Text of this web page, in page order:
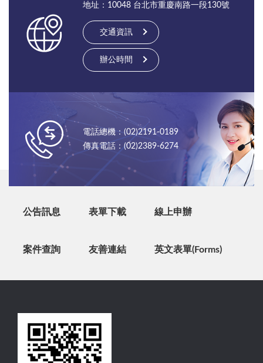
地址：10048 台北市重慶南路一段130號
交通資訊
辦公時間
電話總機：(02)2191-0189
傳真電話：(02)2389-6274
公告訊息 表單下載 線上申辦
案件查詢 友善連結 英文表單(Forms)